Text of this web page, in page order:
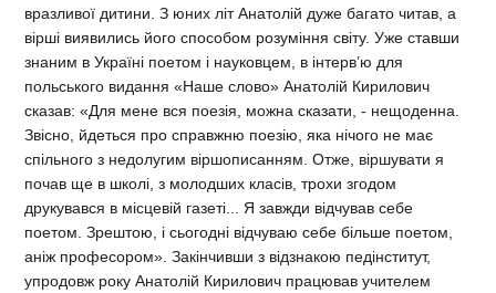
вразливої дитини. З юних літ Анатолій дуже багато читав, а
вірші виявились його способом розуміння світу. Уже ставши
знаним в Україні поетом і науковцем, в інтерв’ю для
польського видання «Наше слово» Анатолій Кирилович
сказав: «Для мене вся поезія, можна сказати, - нещоденна.
Звісно, йдеться про справжню поезію, яка нічого не має
спільного з недолугим віршописанням. Отже, віршувати я
почав ще в школі, з молодших класів, трохи згодом
друкувався в місцевій газеті... Я завжди відчував себе
поетом. Зрештою, і сьогодні відчуваю себе більше поетом,
аніж професором». Закінчивши з відзнакою педінститут,
упродовж року Анатолій Кирилович працював учителем